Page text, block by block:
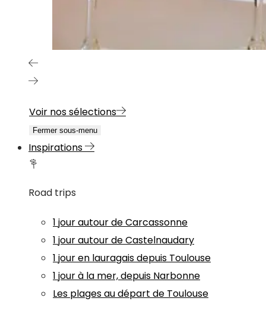
Voir nos sélections
Fermer sous-menu
Inspirations
Road trips
1 jour autour de Carcassonne
1 jour autour de Castelnaudary
1 jour en lauragais depuis Toulouse
1 jour à la mer, depuis Narbonne
Les plages au départ de Toulouse